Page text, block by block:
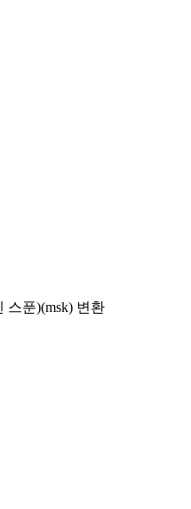
스푼)(msk) 변환